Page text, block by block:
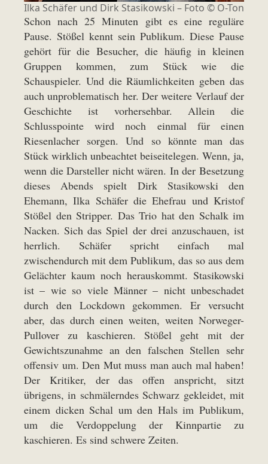
Ilka Schäfer und Dirk Stasikowski – Foto © O-Ton
Schon nach 25 Minuten gibt es eine reguläre
Pause. Stößel kennt sein Publikum. Diese Pause
gehört für die Besucher, die häufig in kleinen
Gruppen kommen, zum Stück wie die
Schauspieler. Und die Räumlichkeiten geben das
auch unproblematisch her. Der weitere Verlauf der
Geschichte ist vorhersehbar. Allein die
Schlusspointe wird noch einmal für einen
Riesenlacher sorgen. Und so könnte man das
Stück wirklich unbeachtet beiseitelegen. Wenn, ja,
wenn die Darsteller nicht wären. In der Besetzung
dieses Abends spielt Dirk Stasikowski den
Ehemann, Ilka Schäfer die Ehefrau und Kristof
Stößel den Stripper. Das Trio hat den Schalk im
Nacken. Sich das Spiel der drei anzuschauen, ist
herrlich. Schäfer spricht einfach mal
zwischendurch mit dem Publikum, das so aus dem
Gelächter kaum noch herauskommt. Stasikowski
ist – wie so viele Männer – nicht unbeschadet
durch den Lockdown gekommen. Er versucht
aber, das durch einen weiten, weiten Norweger-
Pullover zu kaschieren. Stößel geht mit der
Gewichtszunahme an den falschen Stellen sehr
offensiv um. Den Mut muss man auch mal haben!
Der Kritiker, der das offen anspricht, sitzt
übrigens, in schmälerndes Schwarz gekleidet, mit
einem dicken Schal um den Hals im Publikum,
um die Verdoppelung der Kinnpartie zu
kaschieren. Es sind schwere Zeiten.